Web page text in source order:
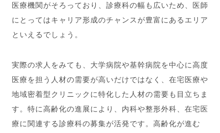
医療機関がそろっており、診療科の幅も広いため、医師
にとってはキャリア形成のチャンスが豊富にあるエリア
といえるでしょう。
実際の求人をみても、大学病院や基幹病院を中心に高度
医療を担う人材の需要が高いだけではなく、在宅医療や
地域密着型クリニックに特化した人材の需要も目立ちま
す。特に高齢化の進展により、内科や整形外科、在宅医
療に関連する診療科の募集が活発です。高齢化が進む